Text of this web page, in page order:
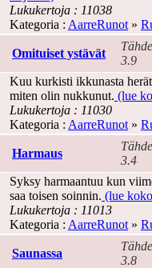
Lukukertoja : 11038
Kategoria : AarreRunot »
Omituiset ystävät
3.9
Kuu kurkisti ikkunasta
miten olin nukkunut. (lue
Lukukertoja : 11030
Kategoria : AarreRunot »
Harmaus
3.4
Syksy harmaantuu kun
saa toisen soinnin. (lue
Lukukertoja : 11013
Kategoria : AarreRunot »
Saunassa
3.8